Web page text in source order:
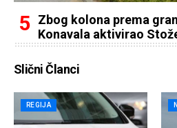
Zbog kolona prema
Konavala aktivirao
Slični Članci
REGIJA